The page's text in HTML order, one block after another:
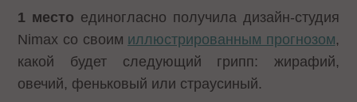
1 место единогласно получила дизайн-студия
Nimax со своим иллюстрированным прогнозом,
какой будет следующий грипп: жирафий,
овечий, феньковый или страусиный.